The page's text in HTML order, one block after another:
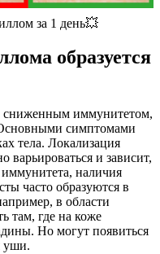
за 1 день💥
образуется
сниженным иммунитетом,
Основными симптомами
тела. Локализация
варьироваться и зависит,
наличия
часто образуются в
в области
там, где на коже
Но могут появиться
уши.